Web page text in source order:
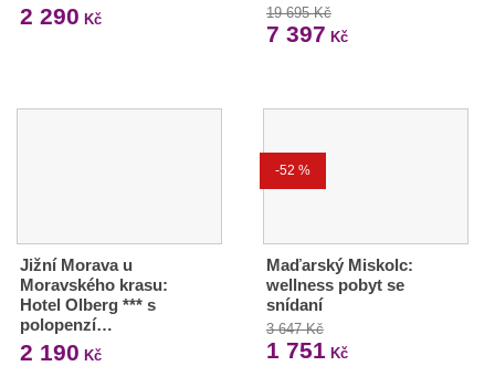
2 290 Kč 19 695 Kč
7 397 Kč
Jižní Morava u
Moravského krasu:
Hotel Olberg *** s
polopenzí…
2 190 Kč
-52 %
Maďarský Miskolc:
wellness pobyt se
snídaní
3 647 Kč
1 751 Kč